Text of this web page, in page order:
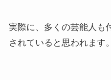
実際に、多くの芸能人も
されていると思われます。